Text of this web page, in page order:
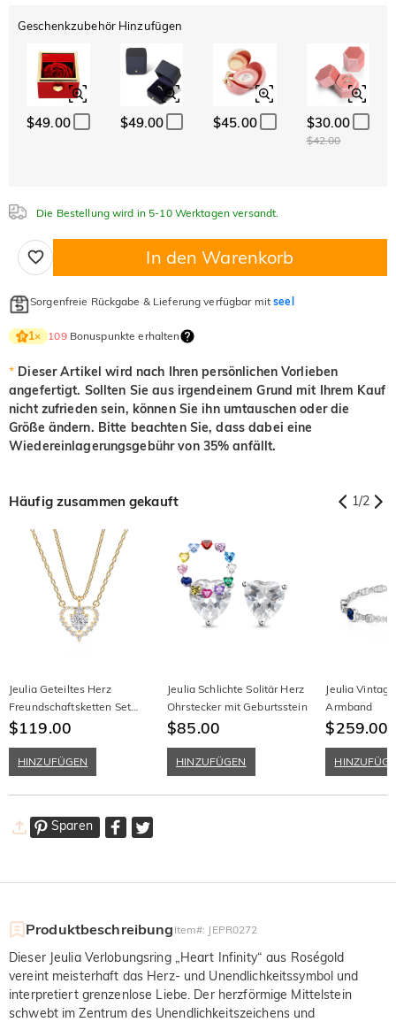
Aquamarinblau
$0.00
Smaragdgrün
Fancy-Rosa
Onyx-Schwarz
Fancy Gelb
$0.00
Amethystviolett
Aquamarinblau
Smaragdgrün
Fancy-Rosa
$0.00
Fuchsienrot
Peridotgrün
Onyx-Schwarz
Fancy Gelb
Schriftart
Klassisch Italic Cursive
Geschenkzubehör Hinzufügen
$49.00 $49.00 $45.00 $30.00
$42.00
Die Bestellung wird in 5-10 Werktagen versandt.
In den Warenkorb
Sorgenfreie Rückgabe & Lieferung verfügbar mitseel
1× 109Bonuspunkte erhalten
* Dieser Artikel wird nach Ihren persönlichen Vorlieben
angefertigt. Sollten Sie aus irgendeinem Grund mit Ihrem Kauf
nicht zufrieden sein, können Sie ihn umtauschen oder die
Größe ändern. Bitte beachten Sie, dass dabei eine
Wiedereinlagerungsgebühr von 35% anfällt.
Häufig zusammen gekauft 1/2
Jeulia Geteiltes Herz
Freundschaftsketten Set
aus Sterling Silber
$119.00
HINZUFÜGEN
Jeulia Schlichte Solitär Herz
Ohrstecker mit Geburtsstein
$85.00
HINZUFÜGEN
Jeulia
Armband
$259.00
Sparen
Produktbeschreibung Item#: JEPR0272
Dieser Jeulia Verlobungsring „Heart Infinity“ aus Roségold
vereint meisterhaft das Herz- und Unendlichkeitssymbol und
interpretiert grenzenlose Liebe. Der herzförmige Mittelstein
schwebt im Zentrum des Unendlichkeitszeichens und